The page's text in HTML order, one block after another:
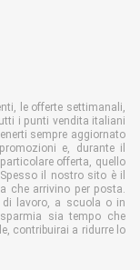
le offerte settimanali,
i punti vendita italiani
sempre aggiornato
e, durante il
offerta, quello
il nostro sito è il
che arrivino per posta.
di lavoro, a scuola o in
sia tempo che
contribuirai a ridurre lo